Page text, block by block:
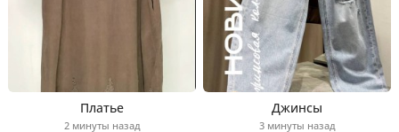
Платье
2 минуты назад
Джинсы
3 минуты назад